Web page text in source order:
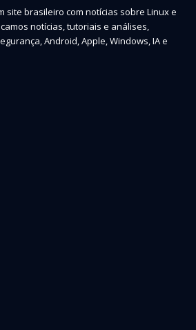
site brasileiro com notícias sobre Linux e
notícias, tutoriais e análises,
Android, Apple, Windows, IA e